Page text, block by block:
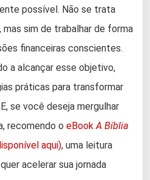
possível. Não se trata
mas sim de trabalhar de forma
financeiras conscientes.
a alcançar esse objetivo,
práticas para transformar
se você deseja mergulhar
recomendo o eBookA Bíblia
aqui), uma leitura
acelerar sua jornada